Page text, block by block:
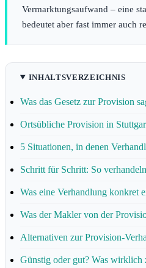
Vermarktungsaufwand – eine
bedeutet aber fast immer auch
INHALTSVERZEICHNIS
Was das Gesetz zur Provision
Ortsübliche Provision in
5 Situationen, in denen
Schritt für Schritt: So
Was eine Verhandlung konkret
Was der Makler von der
Alternativen zur Provision-
Günstig oder gut? Was wirklich